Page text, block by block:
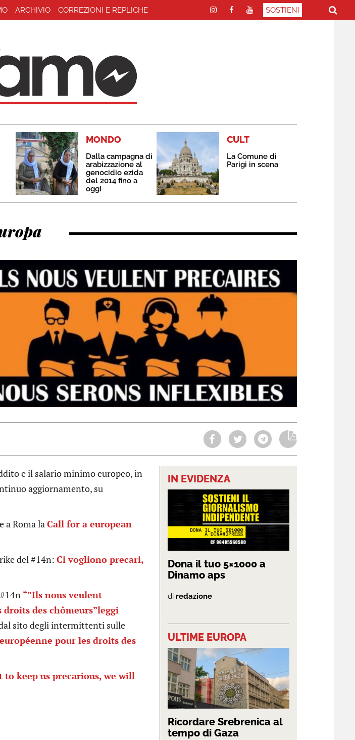
ARCHIVIO CORREZIONI E REPLICHE SOSTIENI
MONDO
Dalla campagna di
arabizzazione al
genocidio ezida
del 2014 fino a
oggi
CULT
La Comune di
Parigi in scena
e il salario minimo europeo, in
aggiornamento, su
a Roma laCall for a european
del #14n: Ci vogliono precari,
“”Ils nous veulent
des chômeurs”leggi
sito degli intermittenti sulle
pour les droits des
to keep us precarious, we will
IN EVIDENZA
Dona il tuo 5×1000 a
Dinamo aps
di redazione
ULTIME EUROPA
Ricordare Srebrenica al
tempo di Gaza